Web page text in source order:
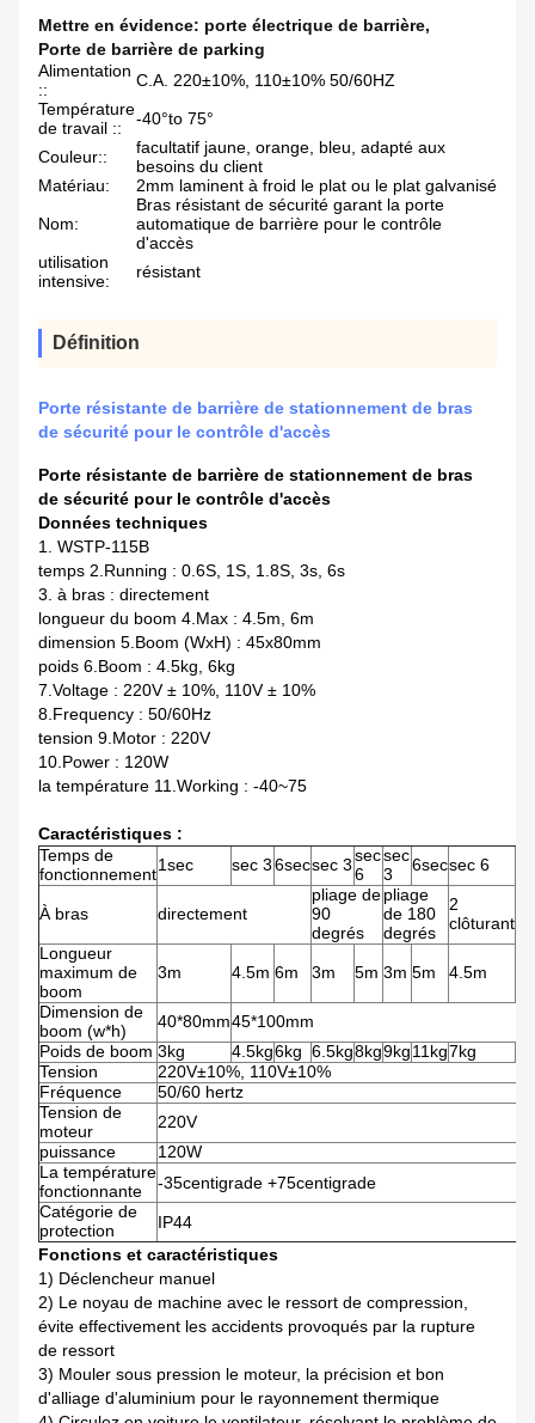
Mettre en évidence: porte électrique de barrière,
Porte de barrière de parking
Alimentation
::
C.A. 220±10%, 110±10% 50/60HZ
Température
de travail ::
-40°to 75°
Couleur::
facultatif jaune, orange, bleu, adapté aux
besoins du client
Matériau:
2mm laminent à froid le plat ou le plat galvanisé
Nom:
Bras résistant de sécurité garant la porte
automatique de barrière pour le contrôle
d'accès
utilisation
intensive:
résistant
Définition
Porte résistante de barrière de stationnement de bras
de sécurité pour le contrôle d'accès
Porte résistante de barrière de stationnement de bras
de sécurité pour le contrôle d'accès
Données techniques
1. WSTP-115B
temps 2.Running : 0.6S, 1S, 1.8S, 3s, 6s
3. à bras : directement
longueur du boom 4.Max : 4.5m, 6m
dimension 5.Boom (WxH) : 45x80mm
poids 6.Boom : 4.5kg, 6kg
7.Voltage : 220V ± 10%, 110V ± 10%
8.Frequency : 50/60Hz
tension 9.Motor : 220V
10.Power : 120W
la température 11.Working : -40~75
Caractéristiques :
Temps de
fonctionnement1sec sec 36secsec 3sec
6
sec
3
6secsec 6
À bras directement
pliage de
90
degrés
pliage
de 180
degrés
2
clôturant
Longueur
maximum de
boom
3m 4.5m 6m 3m 5m 3m 5m 4.5m
Dimension de
boom (w*h)
40*80mm45*100mm
Poids de boom 3kg 4.5kg6kg 6.5kg8kg9kg11kg7kg
Tension
220V±10%, 110V±10%
Fréquence
50/60 hertz
Tension de
moteur
220V
puissance
120W
La température
fonctionnante
-35centigrade +75centigrade
Catégorie de
protection
IP44
Fonctions et caractéristiques
1) Déclencheur manuel
2) Le noyau de machine avec le ressort de compression,
évite effectivement les accidents provoqués par la rupture
de ressort
3) Mouler sous pression le moteur, la précision et bon
d'alliage d'aluminium pour le rayonnement thermique